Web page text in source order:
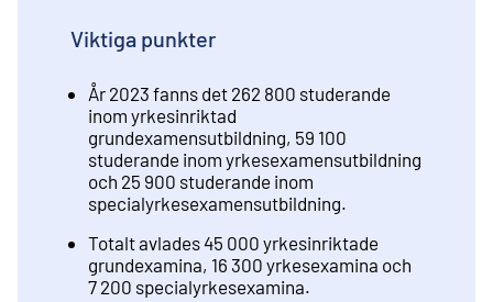
Viktiga punkter
År 2023 fanns det 262 800 studerande
inom yrkesinriktad
grundexamensutbildning, 59 100
studerande inom yrkesexamensutbildning
och 25 900 studerande inom
specialyrkesexamensutbildning.
Totalt avlades 45 000 yrkesinriktade
grundexamina, 16 300 yrkesexamina och
7 200 specialyrkesexamina.